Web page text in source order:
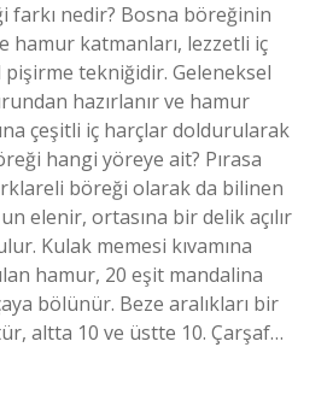
farkı nedir? Bosna böreğinin
hamur katmanları, lezzetli iç
pişirme tekniğidir. Geleneksel
hazırlanır ve hamur
çeşitli iç harçlar doldurularak
hangi yöreye ait? Pırasa
böreği olarak da bilinen
elenir, ortasına bir delik açılır
Kulak memesi kıvamına
hamur, 20 eşit mandalina
bölünür. Beze aralıkları bir
altta 10 ve üstte 10. Çarşaf…